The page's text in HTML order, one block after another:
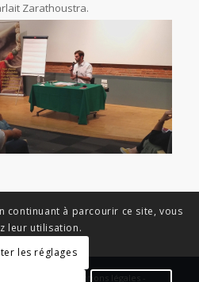
Zarathoustra.
- 2023 - Mentions légales -
continuant à parcourir ce site, vous
leur utilisation.
les réglages